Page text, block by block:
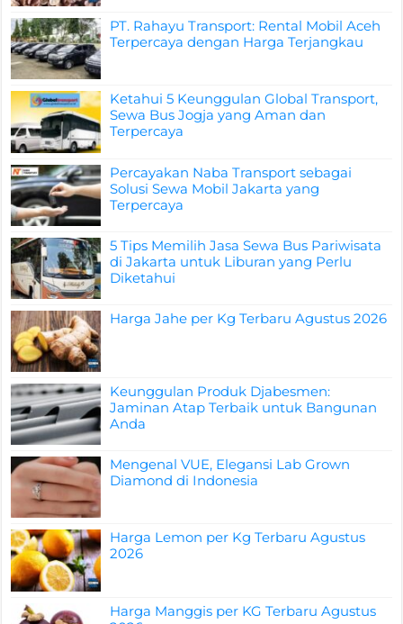
PT. Rahayu Transport: Rental Mobil Aceh
Terpercaya dengan Harga Terjangkau
Ketahui 5 Keunggulan Global Transport,
Sewa Bus Jogja yang Aman dan
Terpercaya
Percayakan Naba Transport sebagai
Solusi Sewa Mobil Jakarta yang
Terpercaya
5 Tips Memilih Jasa Sewa Bus Pariwisata
di Jakarta untuk Liburan yang Perlu
Diketahui
Harga Jahe per Kg Terbaru Agustus 2026
Keunggulan Produk Djabesmen:
Jaminan Atap Terbaik untuk Bangunan
Anda
Mengenal VUE, Elegansi Lab Grown
Diamond di Indonesia
Harga Lemon per Kg Terbaru Agustus
2026
Harga Manggis per KG Terbaru Agustus